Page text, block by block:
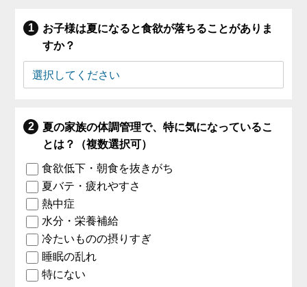
お子様は夏になると食欲が落ちることがありま
すか？
夏の家族の体調管理で、特に気になっているこ
とは？（複数選択可）
食欲低下・朝食を抜きがち
夏バテ・疲れやすさ
熱中症
水分・栄養補給
冷たいものの摂りすぎ
睡眠の乱れ
特にない